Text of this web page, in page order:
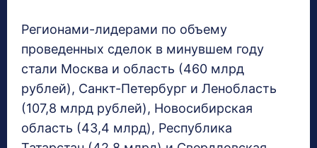
Регионами-лидерами по объему
проведенных сделок в минувшем году
стали Москва и область (460 млрд
рублей), Санкт-Петербург и Ленобласть
(107,8 млрд рублей), Новосибирская
область (43,4 млрд), Республика